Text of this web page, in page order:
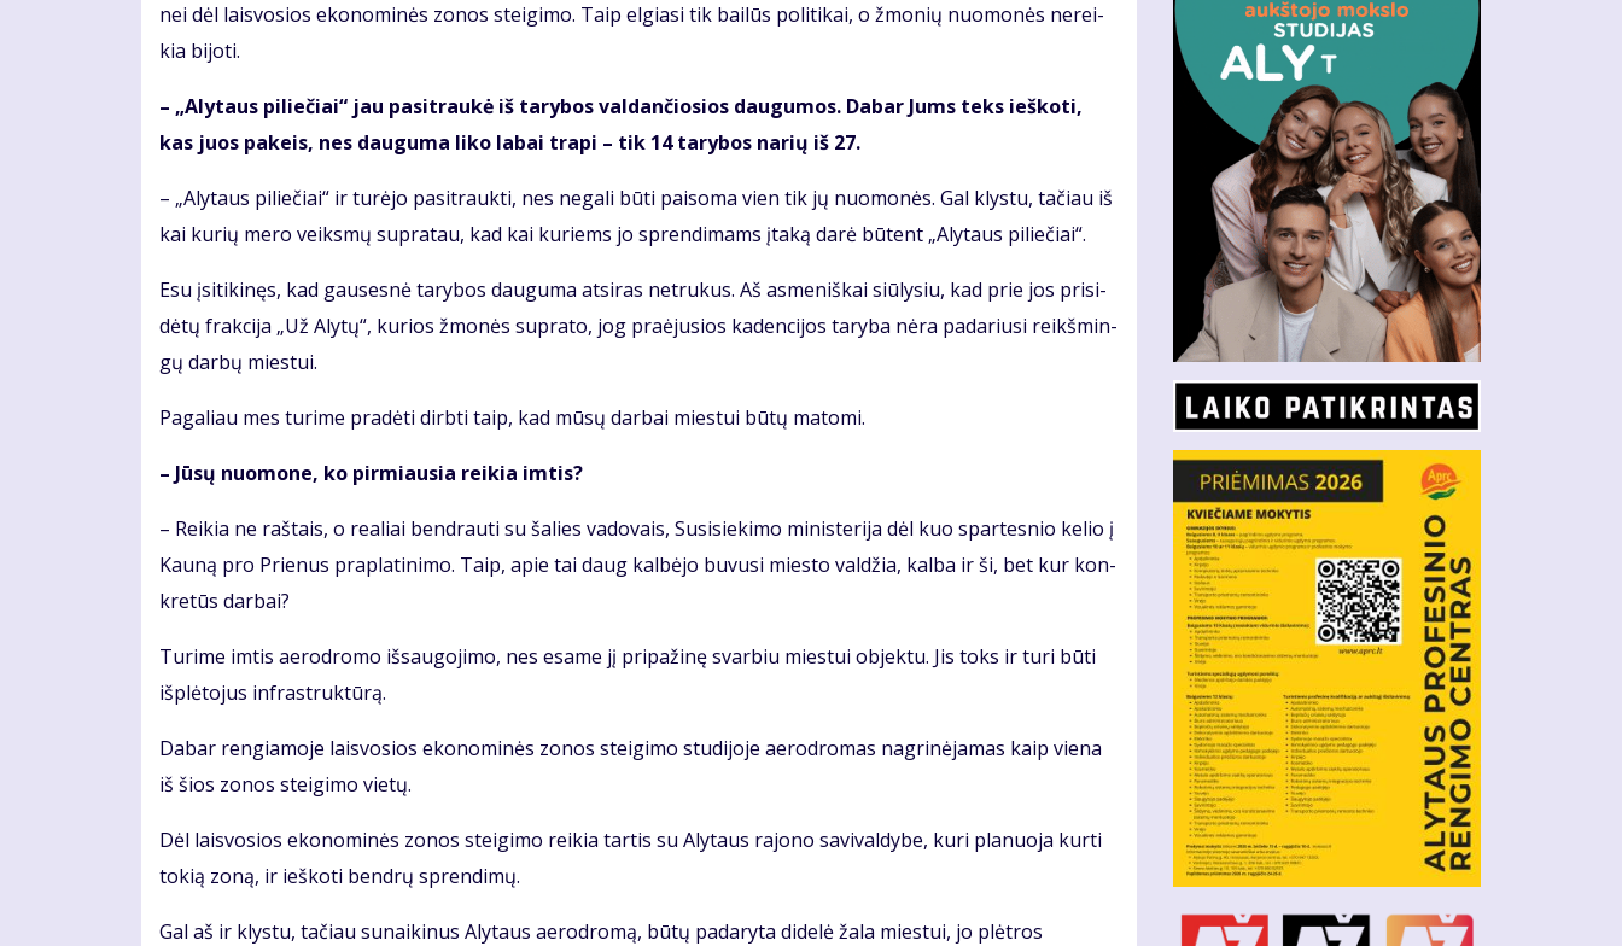
nei dėl lais­vo­sios eko­no­mi­nės zo­nos stei­gi­mo. Taip el­gia­si tik bai­lūs po­li­ti­kai, o žmo­nių nuo­mo­nės ne­rei­
kia bi­jo­ti.
– „Aly­taus pi­lie­čiai“ jau pa­si­trau­kė iš ta­ry­bos val­dan­čio­sios dau­gu­mos. Da­bar Jums teks ieš­ko­ti,
kas juos pa­keis, nes dau­gu­ma li­ko la­bai tra­pi – tik 14 ta­ry­bos na­rių iš 27.
– „Aly­taus pi­lie­čiai“ ir tu­rė­jo pa­si­trauk­ti, nes ne­ga­li bū­ti pai­so­ma vien tik jų nuo­mo­nės. Gal klys­tu, ta­čiau iš
kai ku­rių me­ro veiks­mų su­pra­tau, kad kai ku­riems jo spren­di­mams įta­ką da­rė bū­tent „Aly­taus pi­lie­čiai“.
Esu įsi­ti­ki­nęs, kad gau­ses­nė ta­ry­bos dau­gu­ma at­si­ras ne­tru­kus. Aš as­me­niš­kai siū­ly­siu, kad prie jos pri­si­
dė­tų frak­ci­ja „Už Aly­tų“, ku­rios žmo­nės su­pra­to, jog pra­ėju­sios ka­den­ci­jos ta­ry­ba nė­ra pa­da­riu­si reikš­min­
gų dar­bų mies­tui.
Pa­ga­liau mes tu­ri­me pra­dė­ti dirb­ti taip, kad mū­sų dar­bai mies­tui bū­tų ma­to­mi.
– Jū­sų nuo­mo­ne, ko pir­miau­sia rei­kia im­tis?
– Rei­kia ne raš­tais, o re­a­liai ben­drau­ti su ša­lies va­do­vais, Su­si­sie­ki­mo mi­nis­te­ri­ja dėl kuo spar­tes­nio ke­lio į
Kau­ną pro Prie­nus pra­pla­ti­ni­mo. Taip, apie tai daug kal­bė­jo bu­vu­si mies­to val­džia, kal­ba ir ši, bet kur kon­
kre­tūs dar­bai?
Tu­ri­me im­tis ae­ro­dro­mo iš­sau­go­ji­mo, nes esa­me jį pri­pa­ži­nę svar­biu mies­tui ob­jek­tu. Jis toks ir tu­ri bū­ti
iš­plė­to­jus in­fra­struk­tū­rą.
Da­bar ren­gia­mo­je lais­vo­sios eko­no­mi­nės zo­nos stei­gi­mo stu­di­jo­je ae­ro­dro­mas nag­ri­nė­ja­mas kaip vie­na
iš šios zo­nos stei­gi­mo vie­tų.
Dėl lais­vo­sios eko­no­mi­nės zo­nos stei­gi­mo rei­kia tar­tis su Aly­taus ra­jo­no sa­vi­val­dy­be, ku­ri pla­nuo­ja kur­ti
to­kią zo­ną, ir ieš­ko­ti ben­drų spren­di­mų.
Gal aš ir klys­tu, ta­čiau su­nai­ki­nus Aly­taus ae­ro­dro­mą, bū­tų padaryta didelė žala miestui, jo plėtros